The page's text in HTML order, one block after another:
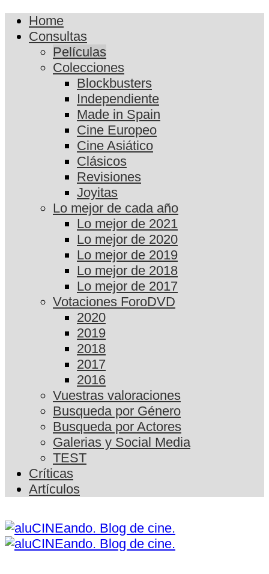
Home
Consultas
Películas
Colecciones
Blockbusters
Independiente
Made in Spain
Cine Europeo
Cine Asiático
Clásicos
Revisiones
Joyitas
Lo mejor de cada año
Lo mejor de 2021
Lo mejor de 2020
Lo mejor de 2019
Lo mejor de 2018
Lo mejor de 2017
Votaciones ForoDVD
2020
2019
2018
2017
2016
Vuestras valoraciones
Busqueda por Género
Busqueda por Actores
Galerias y Social Media
TEST
Críticas
Artículos